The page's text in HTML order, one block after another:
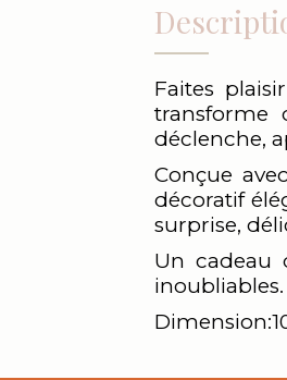
Faites
transforme
déclenche,
Conçue
décoratif
surprise,
Un cadeau
inoubliables.